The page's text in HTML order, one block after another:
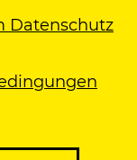
Datenschutz